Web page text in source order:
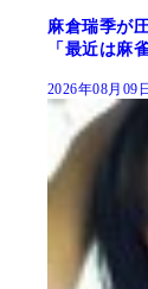
麻倉瑞季が
「最近は麻
2026年08月09